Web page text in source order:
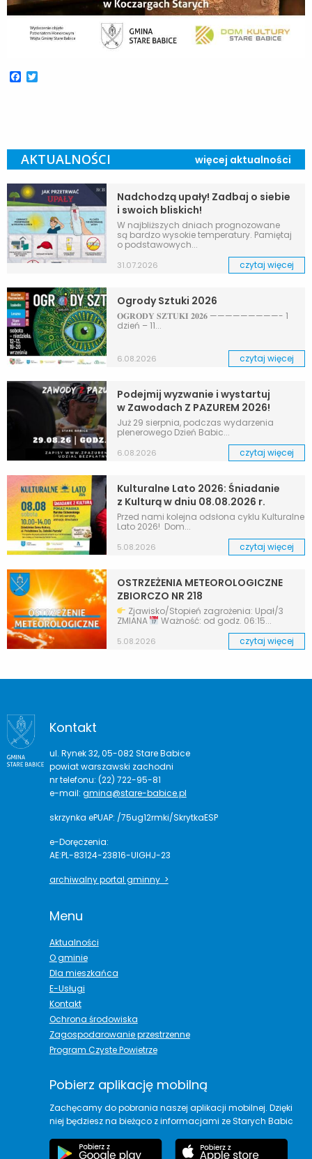
Facebook
AKTUALNOŚCI więcej aktualności
Nadchodzą upały! Zadbaj o siebie
i swoich bliskich!
W najbliższych dniach prognozowane
są bardzo wysokie temperatury. Pamiętaj
o podstawowych...
31.07.2026 czytaj więcej
Ogrody Sztuki 2026
𝐎𝐆𝐑𝐎𝐃𝐘 𝐒𝐙𝐓𝐔𝐊𝐈 𝟐𝟎𝟐𝟔 —————————- 1
dzień – 11...
6.08.2026 czytaj więcej
Podejmij wyzwanie i wystartuj
w Zawodach Z PAZUREM 2026!
Już 29 sierpnia, podczas wydarzenia
plenerowego Dzień Babic...
6.08.2026 czytaj więcej
Kulturalne Lato 2026: Śniadanie
z Kulturą w dniu 08.08.2026 r.
Przed nami kolejna odsłona cyklu Kulturalne
Lato 2026! Dom...
5.08.2026 czytaj więcej
OSTRZEŻENIA METEOROLOGICZNE
ZBIORCZO NR 218
Zjawisko/Stopień zagrożenia: Upał/3
ZMIANA
Ważność: od godz. 06:15...
5.08.2026 czytaj więcej
Kontakt
ul. Rynek 32, 05-082 Stare Babice
powiat warszawski zachodni
nr telefonu: (22) 722-95-81
e-mail: gmina@stare-babice.pl
skrzynka ePUAP: /75ug12rmki/SkrytkaESP
e-Doręczenia:
AE:PL-83124-23816-UIGHJ-23
archiwalny portal gminny >
Menu
Aktualności
O gminie
Dla mieszkańca
E-Usługi
Kontakt
Ochrona środowiska
Zagospodarowanie przestrzenne
Program Czyste Powietrze
Pobierz aplikację mobilną
Zachęcamy do pobrania naszej aplikacji mobilnej. Dzięki
niej będziesz na bieżąco z informacjami ze Starych Babic